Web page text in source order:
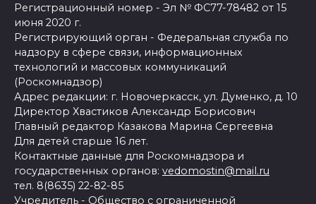
Регистрационный номер - Эл № ФС77-78482 от 15
июня 2020 г.
Регистрирующий орган - Федеральная служба по
надзору в сфере связи, информационных
технологий и массовых коммуникаций
(Роскомнадзор)
Адрес редакции: г. Новочеркасск, ул. Думенко, д. 10
Директор Хвастиков Александр Борисович
Главный редактор Казакова Марина Сергеевна
Для детей старше 16 лет.
Контактные данные для Роскомнадзора и
государственных органов: vedomostin@mail.ru
тел. 8(8635) 22-82-85
Учредитель - Общество с ограниченной